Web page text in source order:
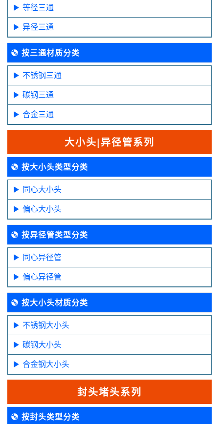
等径三通
异径三通
按三通材质分类
不锈钢三通
碳钢三通
合金三通
大小头|异径管系列
按大小头类型分类
同心大小头
偏心大小头
按异径管类型分类
同心异径管
偏心异径管
按大小头材质分类
不锈钢大小头
碳钢大小头
合金钢大小头
封头堵头系列
按封头类型分类